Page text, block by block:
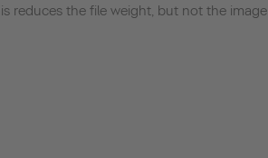
reduces the file weight, but not the image